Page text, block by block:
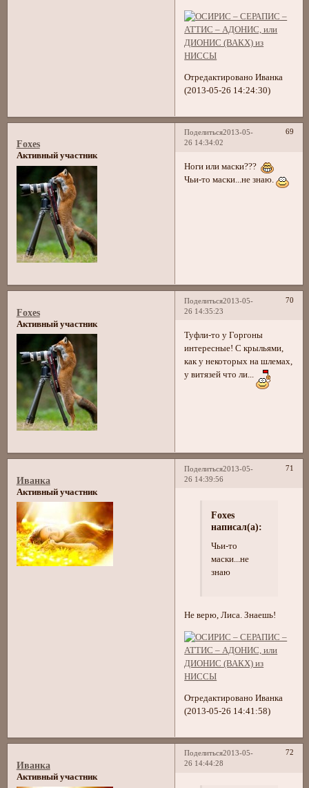
Отредактировано Иванка
(2013-05-26 14:24:30)
Поделиться 69
2013-05-
26 14:34:02
Foxes
Активный участник
Ноги или маски???
Чьи-то маски...не знаю.
Поделиться 70
2013-05-
26 14:35:23
Foxes
Активный участник
Туфли-то у Горгоны
интересные! С крыльями,
как у некоторых на шлемах,
у витязей что ли...
Поделиться 71
2013-05-
26 14:39:56
Иванка
Активный участник
Foxes
написал(а):
Чьи-то
маски...не
знаю
Не верю, Лиса. Знаешь!
Отредактировано Иванка
(2013-05-26 14:41:58)
Поделиться 72
2013-05-
26 14:44:28
Иванка
Активный участник